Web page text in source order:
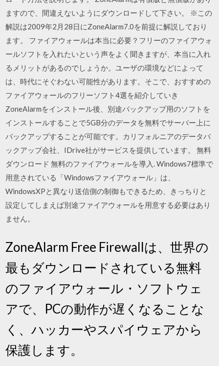
ますので、間違えないようにダウンロードして下さい。 ※この
解説は2009年2月28日にZoneAlarm7.0を前提に解説しており
ます。 ファイアウォールは本当に必要？フリーのファイアウォ
ールソフトを入れたいという声をよく聞きますが、本当に入れ
るメリットがあるのでしょうか。ユーザの環境などによって
は、時代にそぐわない可能性があります。そこで、おすすめの
ファイアウォールのフリーソフト4選を紹介していき
ZoneAlarmをインストール後、別途バックアップ用のソフトを
インストールすることで5GB分のデータを無料でサーバー上に
バックアップすることが可能です。カリフォルニアのデータバ
ックアップ会社、IDrive社がサービスを提供しています。 無料
ダウンロード 無料のファイアウォールを導入. Windows7標準で
用意されている「Windowsファイアウォール」は、
WindowsXPと異なり送信側の制御もできるため、きっちりと
設定してしまえば別途ファイアウォールを用意する必要はあり
ません。
ZoneAlarm Free Firewallは、世界の
最もダウンロードされている無料
のファイアウォール・ソフトウェ
アで、PCの動作が遅くなることな
く、ハッカーやスパイウェアから
保護します。